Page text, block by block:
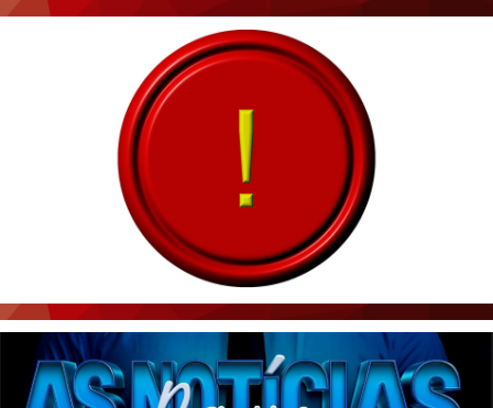
NOTÍCIAS TAMBÉM NA TELA
BRASIL MUNDO AO VIVO
O MUNDO É NOTÍCIA